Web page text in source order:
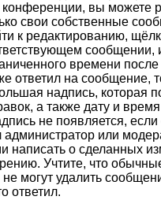
вы можете
свои собственные
к редактированию,
сообщении,
времени после
ответил на сообщение,
надпись, которая
а также дату и
не появляется,
администратор или
написать о сделанных
Учтите, что
не могут удалить
ответил.